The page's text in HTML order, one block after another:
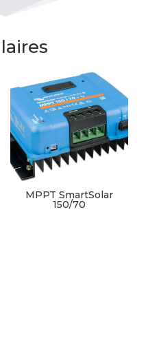
MPPT SmartSolar
150/70